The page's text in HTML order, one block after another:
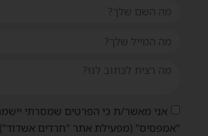
אני מאשר/ת כי הפרטים שמסרתי
"אמפסיס" (מפעילת אתר "חרדים אשדוד")